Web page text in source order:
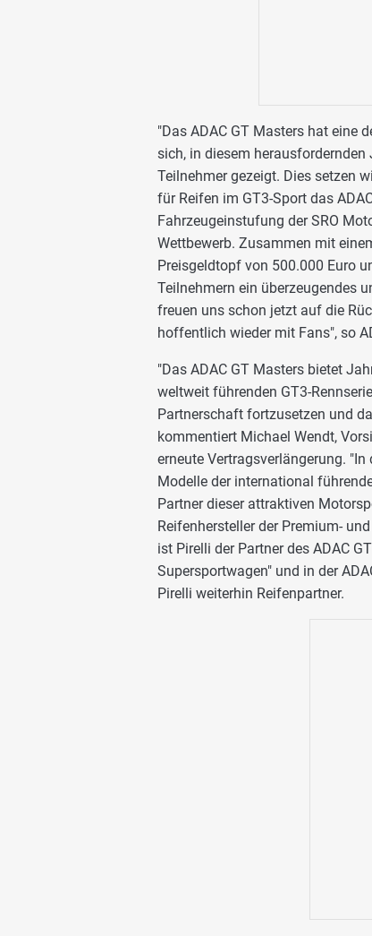
"Das ADAC GT Masters hat eine
sich, in diesem
Teilnehmer gezeigt. Dies setzen
für Reifen im GT3-Sport das
Fahrzeugeinstufung der SRO
Wettbewerb. Zusammen mit
Preisgeldtopf von 500.000 Euro
Teilnehmern ein überzeugendes
freuen uns schon jetzt auf die
hoffentlich wieder mit Fans", so
"Das ADAC GT Masters bietet
weltweit führenden GT3-
Partnerschaft fortzusetzen und
kommentiert Michael Wendt,
erneute Vertragsverlängerung.
Modelle der international
Partner dieser attraktiven
Reifenhersteller der Premium-
ist Pirelli der Partner des ADAC
Supersportwagen" und in der
Pirelli weiterhin Reifenpartner.